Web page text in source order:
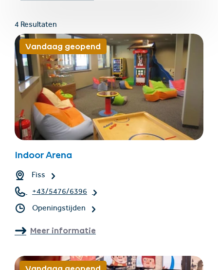
Accommodatie
vinden
Ticket- &
cadeaushop
info@serfaus-fiss-ladis.at
4 Resultaten
Vandaag geopend
Indoor Arena
Fiss
+43/5476/6396
Openingstijden
Meer informatie
Vandaag geopend